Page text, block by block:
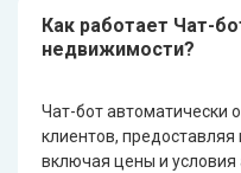
Как работает Чат-
недвижимости?
Чат-бот автоматически
клиентов,
включая цены и